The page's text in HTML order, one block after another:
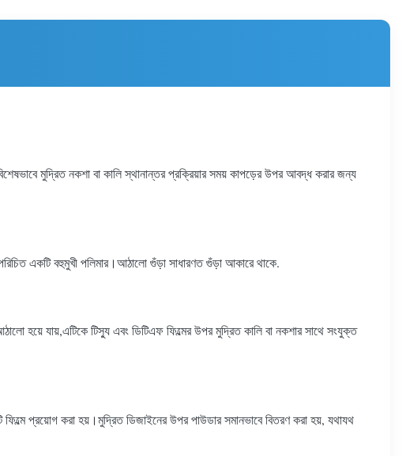
মুদ্রিত নকশা বা কালি স্থানান্তর প্রক্রিয়ার সময় কাপড়ের উপর আবদ্ধ করার জন্য
একটি বহুমুখী পলিমার।আঠালো গুঁড়া সাধারণত গুঁড়া আকারে থাকে.
হয়ে যায়,এটিকে টিস্যু এবং ডিটিএফ ফিল্মের উপর মুদ্রিত কালি বা নকশার সাথে সংযুক্ত
প্রয়োগ করা হয়।মুদ্রিত ডিজাইনের উপর পাউডার সমানভাবে বিতরণ করা হয়, যথাযথ